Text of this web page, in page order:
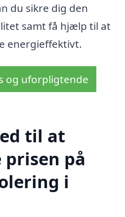
du sikre dig den
samt få hjælp til at
energieffektivt.
og uforpligtende
til at
prisen på
i